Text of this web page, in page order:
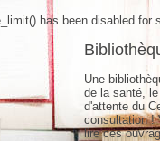
has been disabled for
Une
de la santé,
d'attente du
consultation !
lire ces